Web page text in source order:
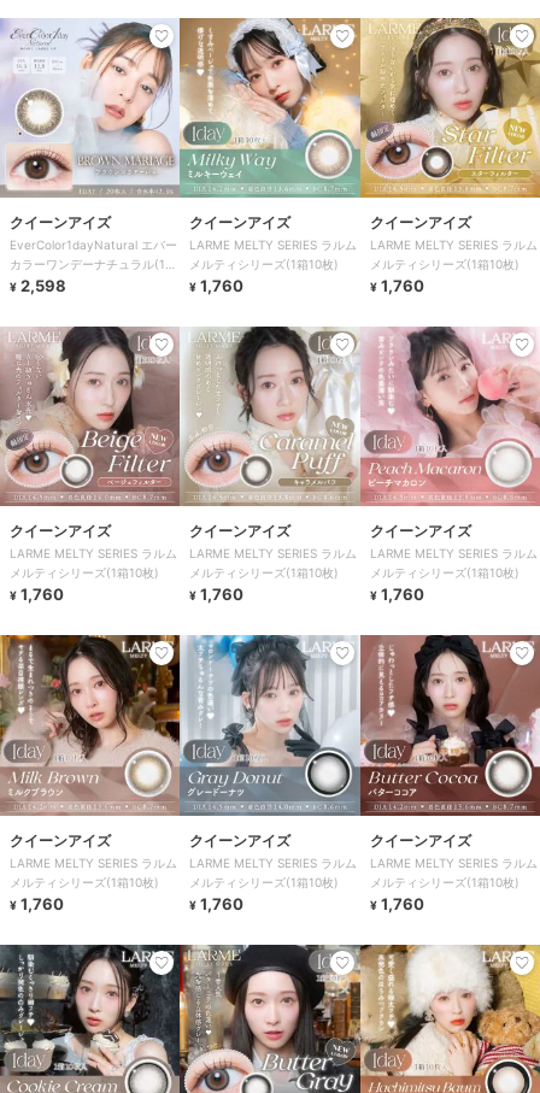
クイーンアイズ
EverColor1dayNatural エバー
カラーワンデーナチュラル(1箱
20枚)
¥ 2,598
クイーンアイズ
LARME MELTY SERIES ラルム
メルティシリーズ(1箱10枚)
¥ 1,760
クイーンアイズ
LARME MELTY SERIES ラルム
メルティシリーズ(1箱10枚)
¥ 1,760
クイーンアイズ
LARME MELTY SERIES ラルム
メルティシリーズ(1箱10枚)
¥ 1,760
クイーンアイズ
LARME MELTY SERIES ラルム
メルティシリーズ(1箱10枚)
¥ 1,760
クイーンアイズ
LARME MELTY SERIES ラルム
メルティシリーズ(1箱10枚)
¥ 1,760
クイーンアイズ
LARME MELTY SERIES ラルム
メルティシリーズ(1箱10枚)
¥ 1,760
クイーンアイズ
LARME MELTY SERIES ラルム
メルティシリーズ(1箱10枚)
¥ 1,760
クイーンアイズ
LARME MELTY SERIES ラルム
メルティシリーズ(1箱10枚)
¥ 1,760